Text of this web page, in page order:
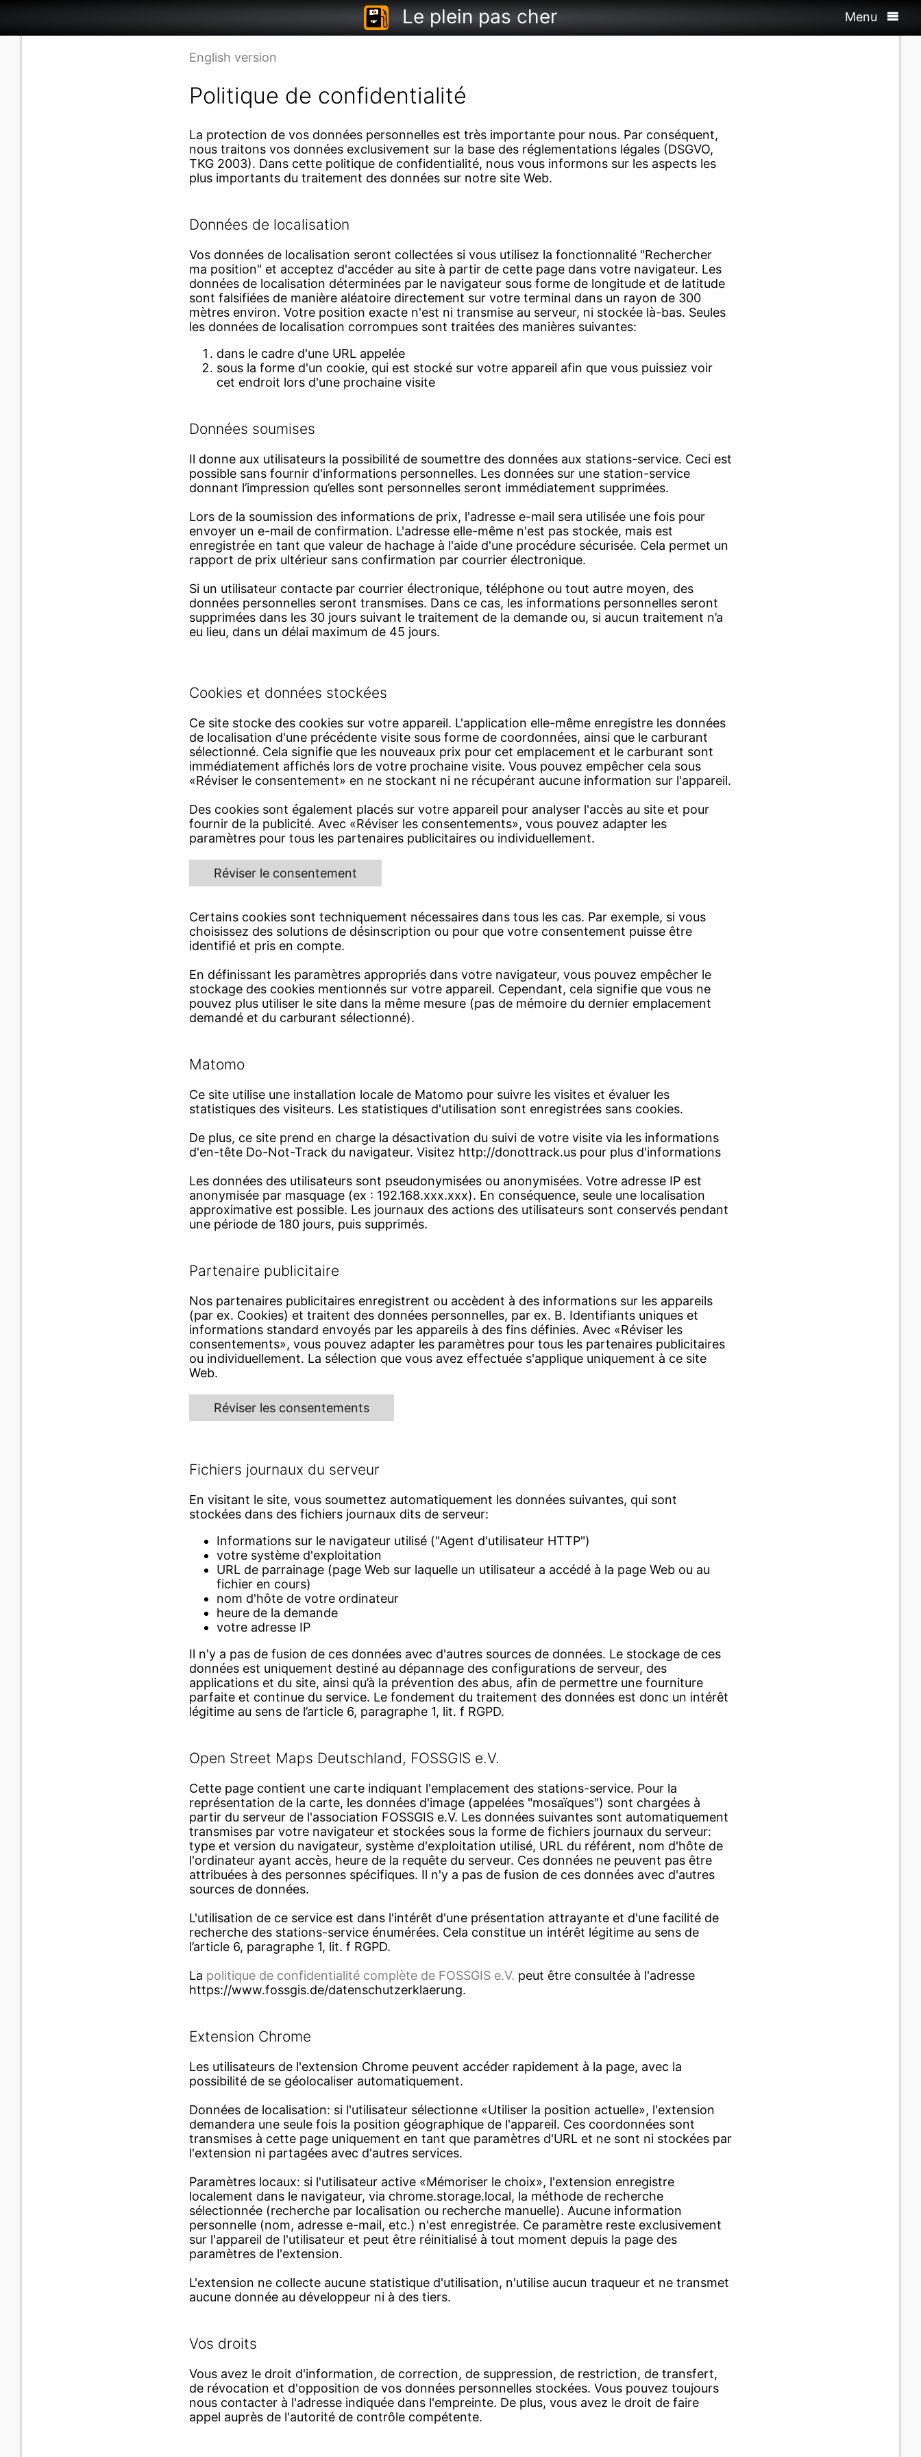
Le plein pas cher Menu
English version
Politique de confidentialité
La protection de vos données personnelles est très importante pour nous. Par conséquent,
nous traitons vos données exclusivement sur la base des réglementations légales (DSGVO,
TKG 2003). Dans cette politique de confidentialité, nous vous informons sur les aspects les
plus importants du traitement des données sur notre site Web.
Données de localisation
Vos données de localisation seront collectées si vous utilisez la fonctionnalité "Rechercher
ma position" et acceptez d'accéder au site à partir de cette page dans votre navigateur. Les
données de localisation déterminées par le navigateur sous forme de longitude et de latitude
sont falsifiées de manière aléatoire directement sur votre terminal dans un rayon de 300
mètres environ. Votre position exacte n'est ni transmise au serveur, ni stockée là-bas. Seules
les données de localisation corrompues sont traitées des manières suivantes:
dans le cadre d'une URL appelée
sous la forme d'un cookie, qui est stocké sur votre appareil afin que vous puissiez voir
cet endroit lors d'une prochaine visite
Données soumises
Il donne aux utilisateurs la possibilité de soumettre des données aux stations-service. Ceci est
possible sans fournir d'informations personnelles. Les données sur une station-service
donnant l’impression qu’elles sont personnelles seront immédiatement supprimées.
Lors de la soumission des informations de prix, l'adresse e-mail sera utilisée une fois pour
envoyer un e-mail de confirmation. L'adresse elle-même n'est pas stockée, mais est
enregistrée en tant que valeur de hachage à l'aide d'une procédure sécurisée. Cela permet un
rapport de prix ultérieur sans confirmation par courrier électronique.
Si un utilisateur contacte par courrier électronique, téléphone ou tout autre moyen, des
données personnelles seront transmises. Dans ce cas, les informations personnelles seront
supprimées dans les 30 jours suivant le traitement de la demande ou, si aucun traitement n’a
eu lieu, dans un délai maximum de 45 jours.
Cookies et données stockées
Ce site stocke des cookies sur votre appareil. L'application elle-même enregistre les données
de localisation d'une précédente visite sous forme de coordonnées, ainsi que le carburant
sélectionné. Cela signifie que les nouveaux prix pour cet emplacement et le carburant sont
immédiatement affichés lors de votre prochaine visite. Vous pouvez empêcher cela sous
«Réviser le consentement» en ne stockant ni ne récupérant aucune information sur l'appareil.
Des cookies sont également placés sur votre appareil pour analyser l'accès au site et pour
fournir de la publicité. Avec «Réviser les consentements», vous pouvez adapter les
paramètres pour tous les partenaires publicitaires ou individuellement.
Réviser le consentement
Certains cookies sont techniquement nécessaires dans tous les cas. Par exemple, si vous
choisissez des solutions de désinscription ou pour que votre consentement puisse être
identifié et pris en compte.
En définissant les paramètres appropriés dans votre navigateur, vous pouvez empêcher le
stockage des cookies mentionnés sur votre appareil. Cependant, cela signifie que vous ne
pouvez plus utiliser le site dans la même mesure (pas de mémoire du dernier emplacement
demandé et du carburant sélectionné).
Matomo
Ce site utilise une installation locale de Matomo pour suivre les visites et évaluer les
statistiques des visiteurs. Les statistiques d'utilisation sont enregistrées sans cookies.
De plus, ce site prend en charge la désactivation du suivi de votre visite via les informations
d'en-tête Do-Not-Track du navigateur. Visitez http://donottrack.us pour plus d'informations
Les données des utilisateurs sont pseudonymisées ou anonymisées. Votre adresse IP est
anonymisée par masquage (ex : 192.168.xxx.xxx). En conséquence, seule une localisation
approximative est possible. Les journaux des actions des utilisateurs sont conservés pendant
une période de 180 jours, puis supprimés.
Partenaire publicitaire
Nos partenaires publicitaires enregistrent ou accèdent à des informations sur les appareils
(par ex. Cookies) et traitent des données personnelles, par ex. B. Identifiants uniques et
informations standard envoyés par les appareils à des fins définies. Avec «Réviser les
consentements», vous pouvez adapter les paramètres pour tous les partenaires publicitaires
ou individuellement. La sélection que vous avez effectuée s'applique uniquement à ce site
Web.
Réviser les consentements
Fichiers journaux du serveur
En visitant le site, vous soumettez automatiquement les données suivantes, qui sont
stockées dans des fichiers journaux dits de serveur:
Informations sur le navigateur utilisé ("Agent d'utilisateur HTTP")
votre système d'exploitation
URL de parrainage (page Web sur laquelle un utilisateur a accédé à la page Web ou au
fichier en cours)
nom d'hôte de votre ordinateur
heure de la demande
votre adresse IP
Il n'y a pas de fusion de ces données avec d'autres sources de données. Le stockage de ces
données est uniquement destiné au dépannage des configurations de serveur, des
applications et du site, ainsi qu’à la prévention des abus, afin de permettre une fourniture
parfaite et continue du service. Le fondement du traitement des données est donc un intérêt
légitime au sens de l’article 6, paragraphe 1, lit. f RGPD.
Open Street Maps Deutschland, FOSSGIS e.V.
Cette page contient une carte indiquant l'emplacement des stations-service. Pour la
représentation de la carte, les données d'image (appelées "mosaïques") sont chargées à
partir du serveur de l'association FOSSGIS e.V. Les données suivantes sont automatiquement
transmises par votre navigateur et stockées sous la forme de fichiers journaux du serveur:
type et version du navigateur, système d'exploitation utilisé, URL du référent, nom d'hôte de
l'ordinateur ayant accès, heure de la requête du serveur. Ces données ne peuvent pas être
attribuées à des personnes spécifiques. Il n'y a pas de fusion de ces données avec d'autres
sources de données.
L'utilisation de ce service est dans l'intérêt d'une présentation attrayante et d'une facilité de
recherche des stations-service énumérées. Cela constitue un intérêt légitime au sens de
l’article 6, paragraphe 1, lit. f RGPD.
La politique de confidentialité complète de FOSSGIS e.V. peut être consultée à l'adresse
https://www.fossgis.de/datenschutzerklaerung.
Extension Chrome
Les utilisateurs de l'extension Chrome peuvent accéder rapidement à la page, avec la
possibilité de se géolocaliser automatiquement.
Données de localisation: si l'utilisateur sélectionne «Utiliser la position actuelle», l'extension
demandera une seule fois la position géographique de l'appareil. Ces coordonnées sont
transmises à cette page uniquement en tant que paramètres d'URL et ne sont ni stockées par
l'extension ni partagées avec d'autres services.
Paramètres locaux: si l'utilisateur active «Mémoriser le choix», l'extension enregistre
localement dans le navigateur, via chrome.storage.local, la méthode de recherche
sélectionnée (recherche par localisation ou recherche manuelle). Aucune information
personnelle (nom, adresse e-mail, etc.) n'est enregistrée. Ce paramètre reste exclusivement
sur l'appareil de l'utilisateur et peut être réinitialisé à tout moment depuis la page des
paramètres de l'extension.
L'extension ne collecte aucune statistique d'utilisation, n'utilise aucun traqueur et ne transmet
aucune donnée au développeur ni à des tiers.
Vos droits
Vous avez le droit d'information, de correction, de suppression, de restriction, de transfert,
de révocation et d'opposition de vos données personnelles stockées. Vous pouvez toujours
nous contacter à l'adresse indiquée dans l'empreinte. De plus, vous avez le droit de faire
appel auprès de l'autorité de contrôle compétente.